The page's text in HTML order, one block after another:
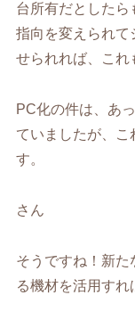
台所有だとしたら
指向を変えられて
せられれば、これ
PC化の件は、あ
ていましたが、こ
す。
さん
そうですね！新た
る機材を活用すれ